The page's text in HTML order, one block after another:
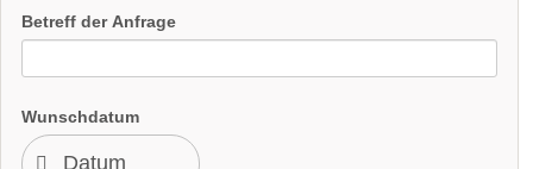
Betreff der Anfrage
Wunschdatum